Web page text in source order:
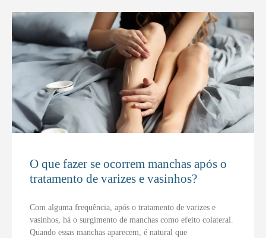
O que fazer se ocorrem manchas após o
tratamento de varizes e vasinhos?
Com alguma frequência, após o tratamento de varizes e
vasinhos, há o surgimento de manchas como efeito colateral.
Quando essas manchas aparecem, é natural que